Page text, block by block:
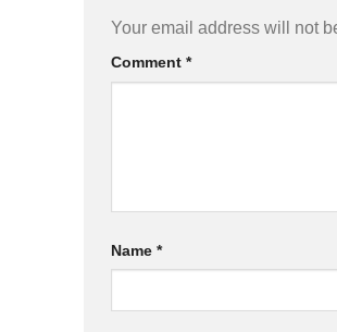
Your email address will not
Comment *
Name *